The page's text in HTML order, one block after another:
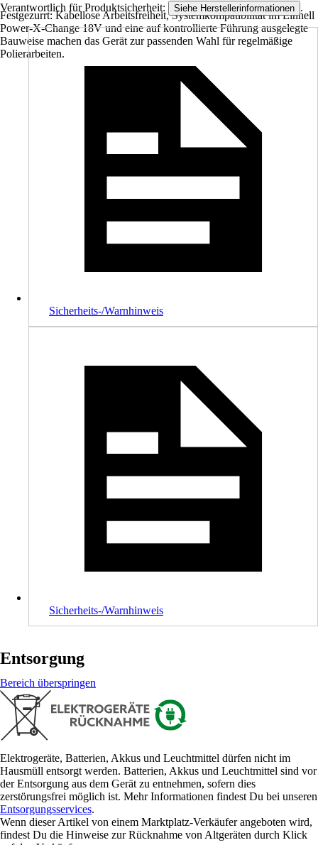
Festgezurrt: Kabellose Arbeitsfreiheit, Systemkompatibilität im Einhell
Power-X-Change 18V und eine auf kontrollierte Führung ausgelegte
Bauweise machen das Gerät zur passenden Wahl für regelmäßige
Polierarbeiten.
Verantwortlich für Produktsicherheit: Siehe Herstellerinformationen .
Sicherheits-/Warnhinweis
Sicherheits-/Warnhinweis
Entsorgung
Bereich überspringen
Elektrogeräte, Batterien, Akkus und Leuchtmittel dürfen nicht im
Hausmüll entsorgt werden. Batterien, Akkus und Leuchtmittel sind vor
der Entsorgung aus dem Gerät zu entnehmen, sofern dies
zerstörungsfrei möglich ist. Mehr Informationen findest Du bei unseren
Entsorgungsservices.
Wenn dieser Artikel von einem Marktplatz-Verkäufer angeboten wird,
findest Du die Hinweise zur Rücknahme von Altgeräten durch Klick